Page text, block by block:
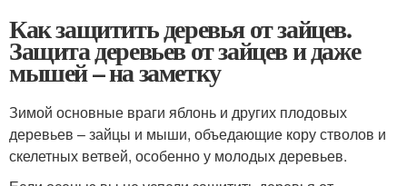
Как защитить деревья от зайцев.
Защита деревьев от зайцев и даже
мышей – на заметку
Зимой основные враги яблонь и других плодовых
деревьев – зайцы и мыши, объедающие кору стволов и
скелетных ветвей, особенно у молодых деревьев.